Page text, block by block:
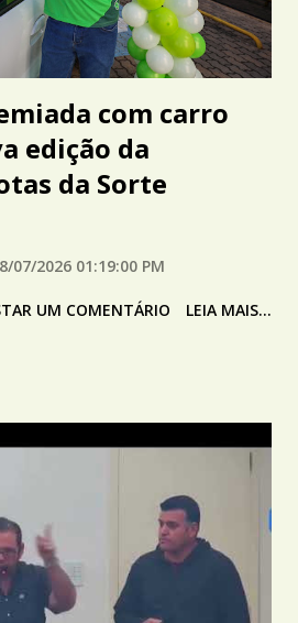
com carro
edição da
da Sorte
8/07/2026 01:19:00 PM
UM COMENTÁRIO LEIA MAIS...